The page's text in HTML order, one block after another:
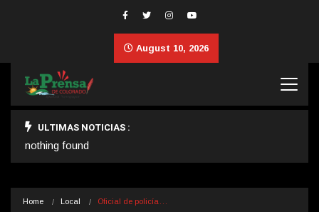
August 10, 2026
ULTIMAS NOTICIAS :
nothing found
Home Local Oficial de policía…